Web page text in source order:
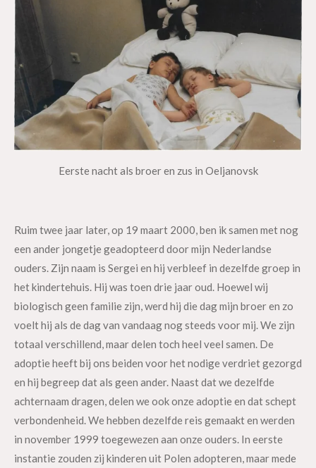
Eerste nacht als broer en zus in Oeljanovsk
Ruim twee jaar later, op 19 maart 2000, ben ik samen met nog
een ander jongetje geadopteerd door mijn Nederlandse
ouders. Zijn naam is Sergei en hij verbleef in dezelfde groep in
het kindertehuis. Hij was toen drie jaar oud. Hoewel wij
biologisch geen familie zijn, werd hij die dag mijn broer en zo
voelt hij als de dag van vandaag nog steeds voor mij. We zijn
totaal verschillend, maar delen toch heel veel samen. De
adoptie heeft bij ons beiden voor het nodige verdriet gezorgd
en hij begreep dat als geen ander. Naast dat we dezelfde
achternaam dragen, delen we ook onze adoptie en dat schept
verbondenheid. We hebben dezelfde reis gemaakt en werden
in november 1999 toegewezen aan onze ouders. In eerste
instantie zouden zij kinderen uit Polen adopteren, maar mede